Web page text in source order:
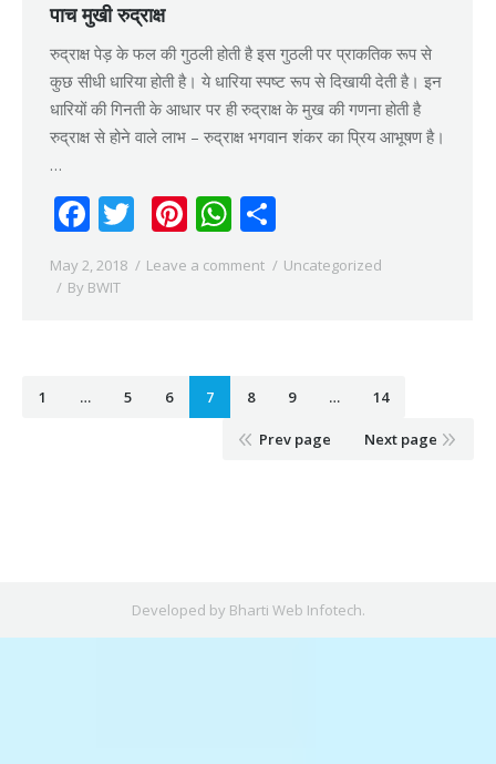
पाच मुखी रुद्राक्ष
रुद्राक्ष पेड़ के फल की गुठली होती है इस गुठली पर प्राकतिक रूप से
कुछ सीधी धारिया होती है। ये धारिया स्पष्ट रूप से दिखायी देती है। इन
धारियों की गिनती के आधार पर ही रुद्राक्ष के मुख की गणना होती है
रुद्राक्ष से होने वाले लाभ – रुद्राक्ष भगवान शंकर का प्रिय आभूषण है।
…
Facebook
Twitter
Pinterest
WhatsApp
May 2, 2018 Leave a comment
Uncategorized
By BWIT
1 … 5 6 7 8 9 … 14
Prev page Next page
Developed by Bharti Web Infotech.